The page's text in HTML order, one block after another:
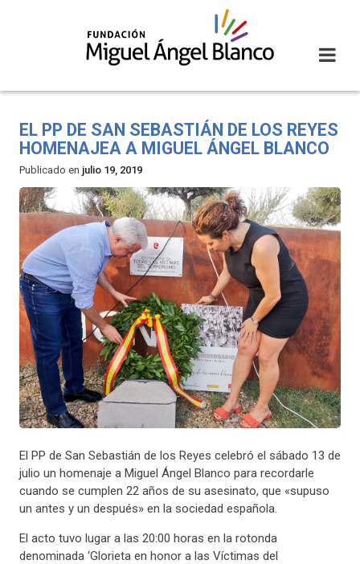
EL PP DE SAN SEBASTIÁN DE LOS REYES
HOMENAJEA A MIGUEL ÁNGEL BLANCO
Publicado en julio 19, 2019
El PP de San Sebastián de los Reyes celebró el sábado 13 de
julio un homenaje a Miguel Ángel Blanco para recordarle
cuando se cumplen 22 años de su asesinato, que «supuso
un antes y un después» en la sociedad española.
El acto tuvo lugar a las 20:00 horas en la rotonda
denominada ‘Glorieta en honor a las Víctimas del